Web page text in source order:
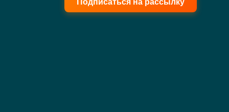
Подписаться на рассылку